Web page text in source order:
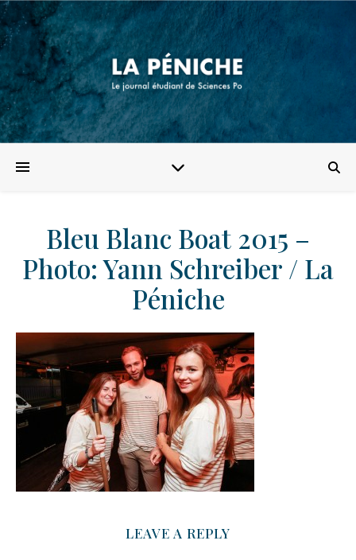
Bleu Blanc Boat 2015 –
Photo: Yann Schreiber / La
Péniche
LEAVE A REPLY